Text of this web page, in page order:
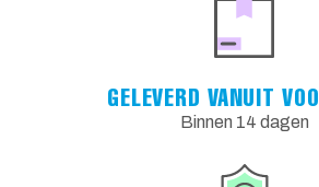
GELEVERD VANUIT
Binnen 14 dagen